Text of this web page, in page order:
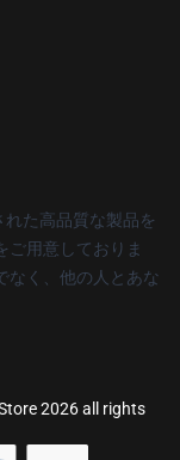
た高品質な製品を
ご用意しておりま
なく、他の人とあな
2026 all rights